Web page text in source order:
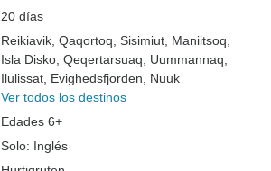
20 días
Reikiavik , Qaqortoq , Sisimiut , Maniitsoq
Isla Disko , Qeqertarsuaq , Uummannaq
Ilulissat , Evighedsfjorden , Nuuk
Ver todos los destinos
Edades 6+
Solo: Inglés